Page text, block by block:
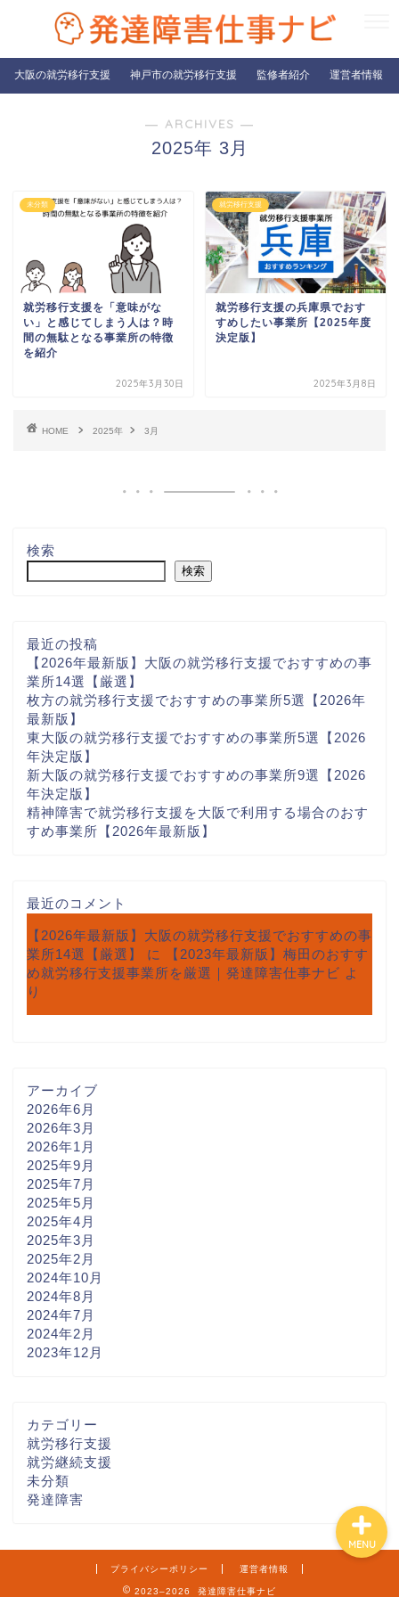
大阪の就労移行支援 神戸市の就労移行支援 監修者紹介 運営者情報
― ARCHIVES ―
2025年 3月
未分類
就労移行支援を「意味がな
い」と感じてしまう人は？時
間の無駄となる事業所の特徴
を紹介
2025年3月30日
就労移行支援
就労移行支援の兵庫県でおす
すめしたい事業所【2025年度
決定版】
2025年3月8日
HOME 2025年 3月
検索
検索
最近の投稿
【2026年最新版】大阪の就労移行支援でおすすめの事
業所14選【厳選】
枚方の就労移行支援でおすすめの事業所5選【2026年
最新版】
東大阪の就労移行支援でおすすめの事業所5選【2026
年決定版】
新大阪の就労移行支援でおすすめの事業所9選【2026
年決定版】
精神障害で就労移行支援を大阪で利用する場合のおす
すめ事業所【2026年最新版】
最近のコメント
【2026年最新版】大阪の就労移行支援でおすすめの事
業所14選【厳選】
に
【2023年最新版】梅田のおすす
め就労移行支援事業所を厳選｜発達障害仕事ナビ よ
り
アーカイブ
2026年6月
2026年3月
2026年1月
2025年9月
2025年7月
2025年5月
2025年4月
2025年3月
2025年2月
2024年10月
2024年8月
2024年7月
2024年2月
2023年12月
カテゴリー
就労移行支援
就労継続支援
未分類
発達障害
プライバシーポリシー 運営者情報
2023–2026 発達障害仕事ナビ
MENU